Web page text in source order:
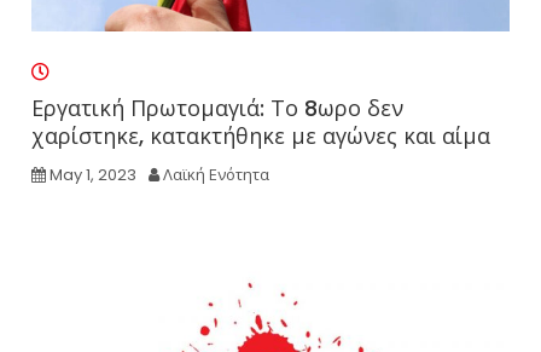
Εργατική Πρωτομαγιά: Το 8ωρο δεν
χαρίστηκε, κατακτήθηκε με αγώνες και αίμα
May 1, 2023 Λαϊκή Ενότητα